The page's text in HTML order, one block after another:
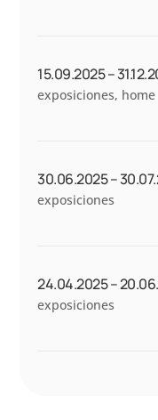
15.09.2025 –
exposiciones, home
30.06.2025 –
exposiciones
24.04.2025 –
exposiciones